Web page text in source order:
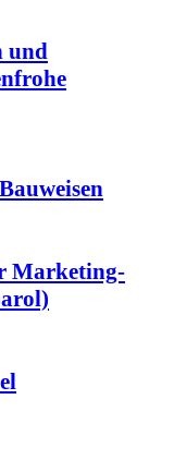
und
Marketing-